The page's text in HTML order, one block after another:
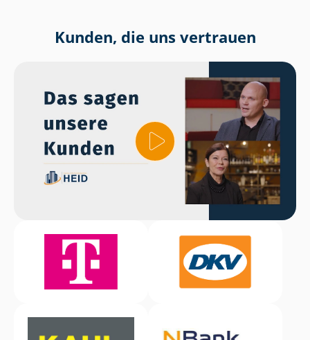
Kunden, die uns vertrauen